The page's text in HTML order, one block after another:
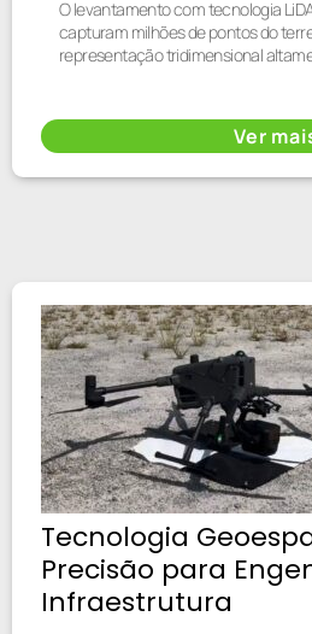
O levantamento com tecnologia
capturam milhões de pontos do
representação tridimensional
Ver
Tecnologia
Precisão para
Infraestrutura